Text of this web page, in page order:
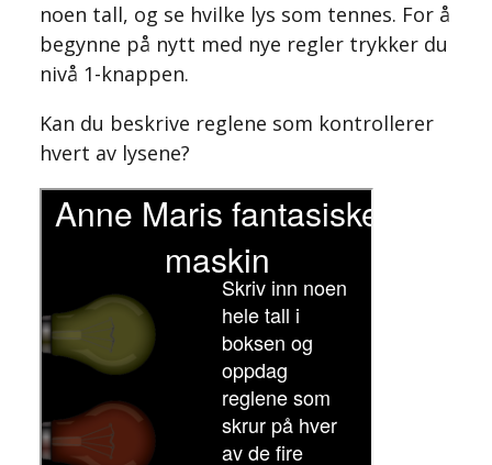
noen tall, og se hvilke lys som tennes. For å
begynne på nytt med nye regler trykker du
nivå 1-knappen.
Kan du beskrive reglene som kontrollerer
hvert av lysene?